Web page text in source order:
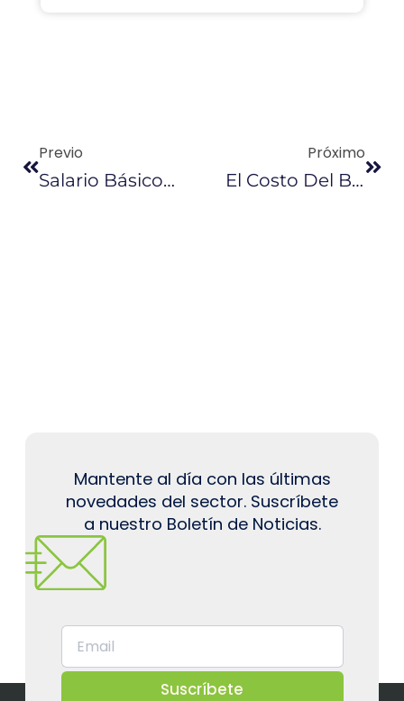
Previo
Salario Básico Para 2019 Se Fija En $394
Próximo
El Costo Del Barril De Petróleo Determinará El Valor De La Súper
Mantente al día con las últimas
novedades del sector. Suscríbete
a nuestro Boletín de Noticias.
Suscríbete